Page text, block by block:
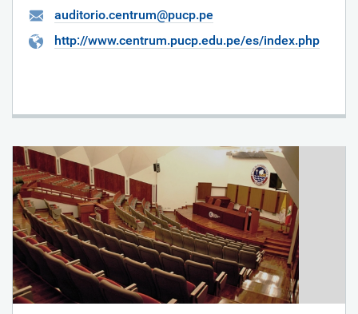
auditorio.centrum@pucp.pe
http://www.centrum.pucp.edu.pe/es/index.php